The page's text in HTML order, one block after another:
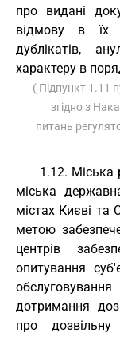
про видані
відмову в їх
дублікатів,
характеру в
( Підпункт 1.11
згідно з
питань
1.12. Міська
міська
містах Києві та
метою
центрів
опитування
дотримання
про